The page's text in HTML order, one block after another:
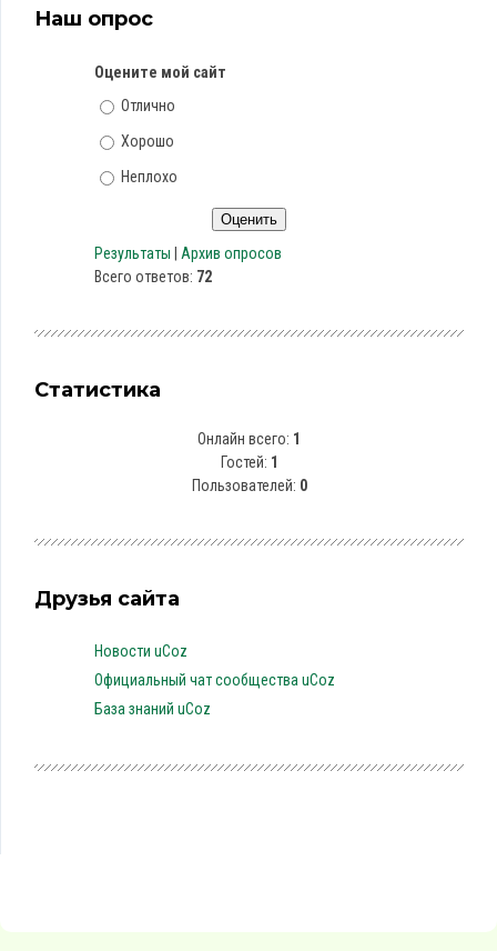
Наш опрос
Оцените мой сайт
Отлично
Хорошо
Неплохо
Результаты
Архив опросов
Всего ответов: 72
Статистика
Онлайн всего: 1
Гостей: 1
Пользователей: 0
Друзья сайта
Новости uCoz
Официальный чат сообщества uCoz
База знаний uCoz